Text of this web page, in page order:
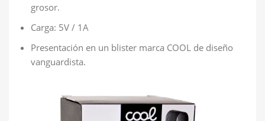
grosor.
Carga: 5V / 1A
Presentación en un blister marca COOL de diseño
vanguardista.